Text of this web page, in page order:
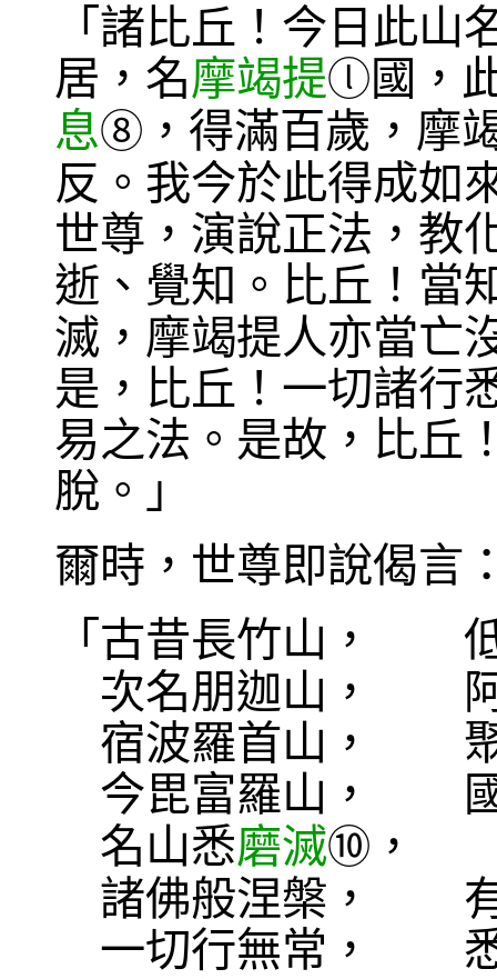
「諸比丘！今日此
居，名摩竭提ⓛ國，
息⑧ ，得滿百歲，摩
反。我今於此得成
世尊，演說正法，教
逝、覺知。比丘！當
滅，摩竭提人亦當亡
是，比丘！一切諸行
易之法。是故，比丘
脫。」
爾時，世尊即說偈言
「古昔長竹山，
次名朋迦山， 阿
宿波羅首山， 聚
今毘富羅山，
名山悉磨滅⑩ ，
諸佛般涅槃， 有
一切行無常，